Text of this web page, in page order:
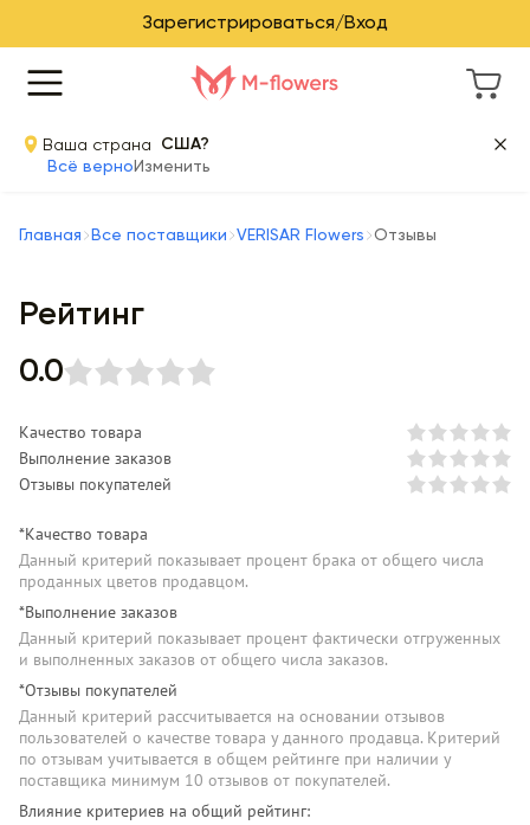
Зарегистрироваться/Вход
Ваша страна
США?
Всё верно Изменить
Главная Все поставщики VERISAR Flowers Отзывы
Рейтинг
0.0
Качество товара
Выполнение заказов
Отзывы покупателей
*Качество товара
Данный критерий показывает процент брака от общего числа
проданных цветов продавцом.
*Выполнение заказов
Данный критерий показывает процент фактически отгруженных
и выполненных заказов от общего числа заказов.
*Отзывы покупателей
Данный критерий рассчитывается на основании отзывов
пользователей о качестве товара у данного продавца. Критерий
по отзывам учитывается в общем рейтинге при наличии у
поставщика минимум 10 отзывов от покупателей.
Влияние критериев на общий рейтинг: